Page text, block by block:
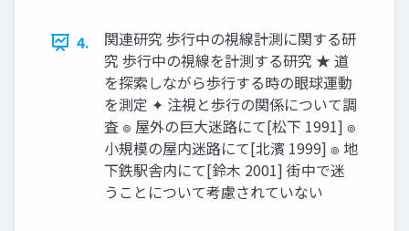
4.
関連研究 歩行中の視線計測に関する研
究 歩行中の視線を計測する研究 ★ 道
を探索しながら歩行する時の眼球運動
を測定 ✦ 注視と歩行の関係について調
査 ๏ 屋外の巨大迷路にて[松下 1991] ๏
小規模の屋内迷路にて[北濱 1999] ๏ 地
下鉄駅舎内にて[鈴木 2001] 街中で迷
うことについて考慮されていない